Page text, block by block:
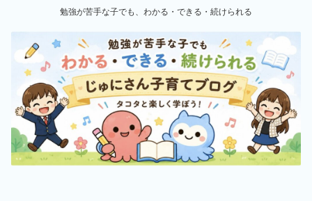
勉強が苦手な子でも、わかる・できる・続けられる